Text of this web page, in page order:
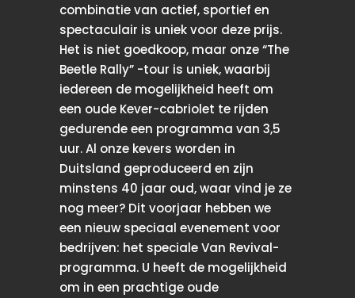
combinatie van actief, sportief en
spectaculair is uniek voor deze prijs.
Het is niet goedkoop, maar onze “The
Beetle Rally” -tour is uniek, waarbij
iedereen de mogelijkheid heeft om
een ​​oude Kever-cabriolet te rijden
gedurende een programma van 3,5
uur. Al onze kevers worden in
Duitsland geproduceerd en zijn
minstens 40 jaar oud, waar vind je ze
nog meer? Dit voorjaar hebben we
een nieuw speciaal evenement voor
bedrijven: het speciale Van Revival-
programma. U heeft de mogelijkheid
om in een prachtige oude